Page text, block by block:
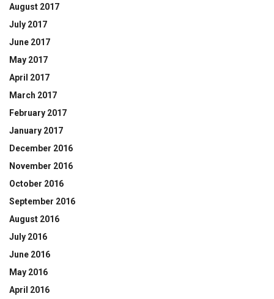
August 2017
July 2017
June 2017
May 2017
April 2017
March 2017
February 2017
January 2017
December 2016
November 2016
October 2016
September 2016
August 2016
July 2016
June 2016
May 2016
April 2016